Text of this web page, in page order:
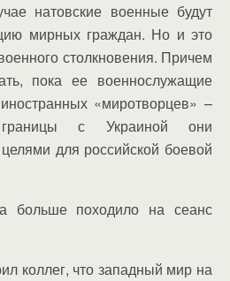
натовские военные будут
мирных граждан. Но и это
столкновения. Причем
пока ее военнослужащие
«миротворцев» –
с Украиной они
для российской боевой
больше походило на сеанс
коллег, что западный мир на